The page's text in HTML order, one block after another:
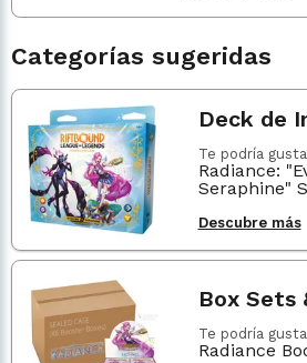
Categorías sugeridas
Deck de
Te podría
Radiance:
Seraphine"
Descubre más
Box Sets
Te podría
Radiance